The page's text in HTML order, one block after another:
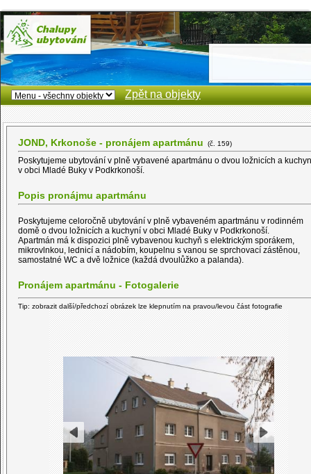
Zpět na objekty
JOND, Krkonoše - pronájem apartmánu (č. 159)
Poskytujeme ubytování v plně vybavené apartmánu o dvou ložnicích a
v obci Mladé Buky v Podkrkonoší.
Popis pronájmu apartmánu
Poskytujeme celoročně ubytování v plně vybaveném apartmánu v rodinném
domě o dvou ložnicích a kuchyní v obci Mladé Buky v Podkrkonoší.
Apartmán má k dispozici plně vybavenou kuchyň s elektrickým sporákem,
mikrovlnkou, lednicí a nádobím, koupelnu s vanou se sprchovací zástěnou,
samostatné WC a dvě ložnice (každá dvoulůžko a palanda).
Pronájem apartmánu - Fotogalerie
Tip: zobrazit další/předchozí obrázek lze klepnutím na pravou/levou část fotografie